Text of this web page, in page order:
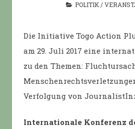
POLITIK /
Die Initiative Togo Action
am 29. Juli 2017 eine
zu den Themen:
Verfolgung von
Internationale Konferenz